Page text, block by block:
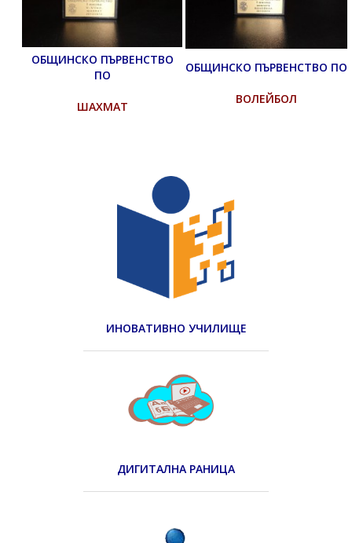
ОБЩИНСКО ПЪРВЕНСТВО
ПО
ШАХМАТ
ОБЩИНСКО ПЪРВЕНСТВО ПО
ВОЛЕЙБОЛ
ИНОВАТИВНО УЧИЛИЩЕ
ДИГИТАЛНА РАНИЦА